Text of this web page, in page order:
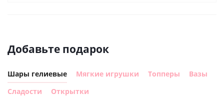
Добавьте подарок
Шары гелиевые Мягкие игрушки Топперы
Вазы
Сладости
Открытки